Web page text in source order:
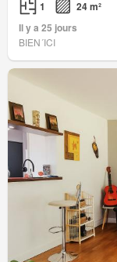
1
24 m²
Il y a 25 jours
BIEN´ICI